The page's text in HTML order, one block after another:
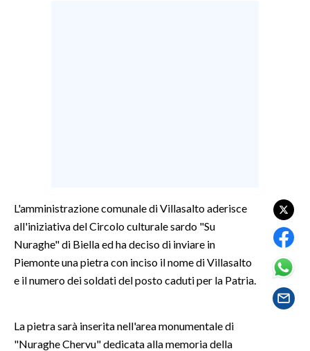
SPETTACOLI
GOSSIP
SARDEGNA TURISMO
L'amministrazione comunale di Villasalto aderisce
all'iniziativa del Circolo culturale sardo "Su
Nuraghe" di Biella ed ha deciso di inviare in
Piemonte una pietra con inciso il nome di Villasalto
e il numero dei soldati del posto caduti per la Patria.
La pietra sarà inserita nell'area monumentale di
"Nuraghe Chervu" dedicata alla memoria della